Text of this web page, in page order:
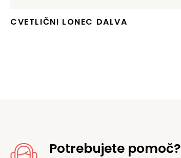
CVETLIČNI LONEC DALVA
Potrebujete pomoč?